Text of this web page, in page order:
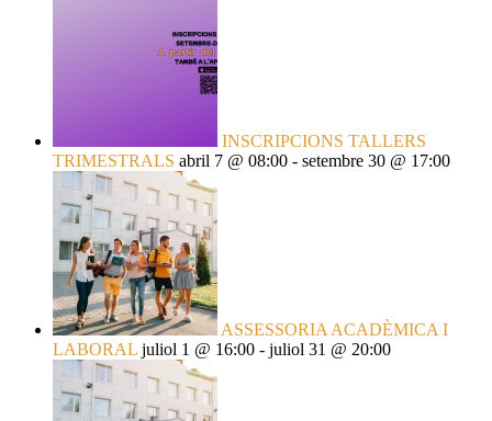
INSCRIPCIONS TALLERS
TRIMESTRALS abril 7 @ 08:00 - setembre 30 @ 17:00
ASSESSORIA ACADÈMICA I
LABORAL juliol 1 @ 16:00 - juliol 31 @ 20:00